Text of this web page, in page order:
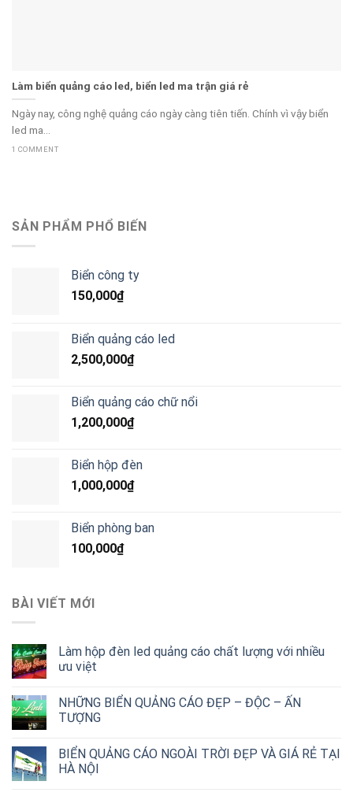
Làm biển quảng cáo led, biển led ma trận giá rẻ
Ngày nay, công nghệ quảng cáo ngày càng tiên tiến. Chính vì vậy biển
led ma...
1 COMMENT
SẢN PHẨM PHỔ BIẾN
Biển công ty
150,000₫
Biển quảng cáo led
2,500,000₫
Biển quảng cáo chữ nổi
1,200,000₫
Biển hộp đèn
1,000,000₫
Biển phòng ban
100,000₫
BÀI VIẾT MỚI
Làm hộp đèn led quảng cáo chất lượng với nhiều
ưu việt
NHỮNG BIỂN QUẢNG CÁO ĐẸP – ĐỘC – ẤN
TƯỢNG
BIỂN QUẢNG CÁO NGOÀI TRỜI ĐẸP VÀ GIÁ RẺ TẠI
HÀ NỘI